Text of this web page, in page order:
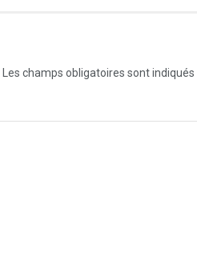
Les champs obligatoires sont indiqués